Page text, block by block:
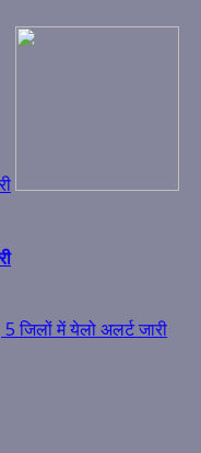
में येलो अलर्ट जारी